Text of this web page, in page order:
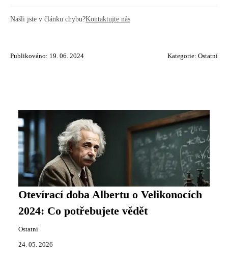
Našli jste v článku chybu?Kontaktujte nás
Publikováno: 19. 06. 2024 Kategorie: Ostatní
Otevírací doba Albertu o Velikonocích
2024: Co potřebujete vědět
Ostatní
24. 05. 2026